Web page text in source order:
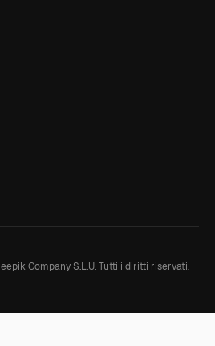
Company S.L.U. Tutti i diritti riservati.